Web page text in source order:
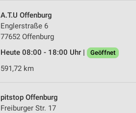
A.T.U Offenburg
Englerstraße 6
77652 Offenburg
Heute 08:00 - 18:00 Uhr |
Geöffnet
591,72 km
pitstop Offenburg
Freiburger Str. 17